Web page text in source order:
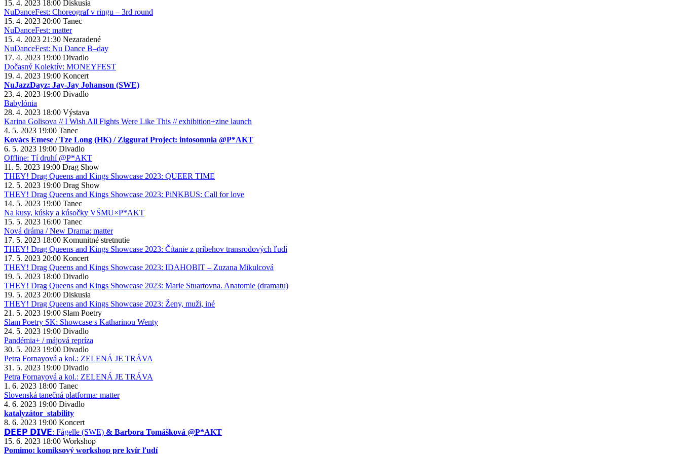
15. 4. 2023 18:00 Diskusia
NuDanceFest: Choreograf v ringu – 3rd round
15. 4. 2023 20:00 Tanec
NuDanceFest: matter
15. 4. 2023 21:30 Nezaradené
NuDanceFest: Nu Dance B–day
17. 4. 2023 19:00 Divadlo
Dočasný Kolektív: MONEYFEST
19. 4. 2023 19:00 Koncert
NuJazzDayz: Jay-Jay Johanson (SWE)
23. 4. 2023 19:00 Divadlo
Babylónia
28. 4. 2023 18:00 Výstava
Karina Golisova // I Wish All Fights Were Like This // exhibition+zine launch
4. 5. 2023 19:00 Tanec
Kovács Emese / Tze Long (HK) / Ziggurat Project: intosomnia @P*AKT
6. 5. 2023 19:00 Divadlo
Offline: Tí druhí @P*AKT
11. 5. 2023 19:00 Drag Show
THEY! Drag Queens and Kings Showcase 2023: QUEER TIME
12. 5. 2023 19:00 Drag Show
THEY! Drag Queens and Kings Showcase 2023: PiNKBUS: Call for love
14. 5. 2023 19:00 Tanec
Na kusy, kúsky a kúsočky VŠMU×P*AKT
15. 5. 2023 16:00 Tanec
Nová dráma / New Drama: matter
17. 5. 2023 18:00 Komunitné stretnutie
THEY! Drag Queens and Kings Showcase 2023: Čítanie z príbehov transrodových ľudí
17. 5. 2023 20:00 Koncert
THEY! Drag Queens and Kings Showcase 2023: IDAHOBIT – Zuzana Mikulcová
19. 5. 2023 18:00 Divadlo
THEY! Drag Queens and Kings Showcase 2023: Marie Stuartovna. Anatomie (dramatu)
19. 5. 2023 20:00 Diskusia
THEY! Drag Queens and Kings Showcase 2023: Ženy, muži, iné
21. 5. 2023 19:00 Slam Poetry
Slam Poetry SK: Showcase s Katharinou Wenty
24. 5. 2023 19:00 Divadlo
Pandémia+ / májová repríza
30. 5. 2023 19:00 Divadlo
Petra Fornayová a kol.: ZELENÁ JE TRÁVA
31. 5. 2023 19:00 Divadlo
Petra Fornayová a kol.: ZELENÁ JE TRÁVA
1. 6. 2023 18:00 Tanec
Slovenská tanečná platforma: matter
4. 6. 2023 19:00 Divadlo
katalyzátor_stability
8. 6. 2023 19:00 Koncert
𝗗𝗘𝗘𝗣 𝗗𝗜𝗩𝗘: Fågelle (SWE) & Barbora Tomášková @P*AKT
15. 6. 2023 18:00 Workshop
Pomimo: komiksový workshop pre kvír ľudí